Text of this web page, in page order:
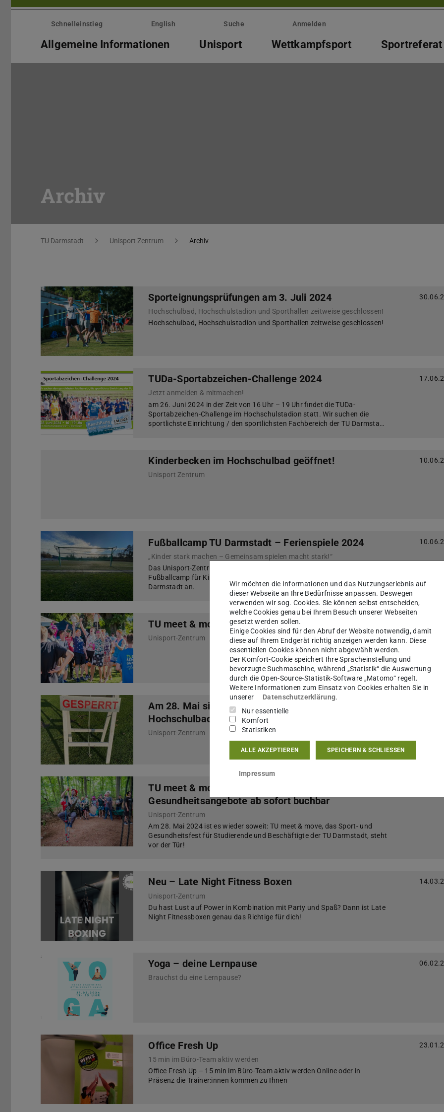
Menü
überspringenSchnelleinstieg English Suche Anmelden
Allgemeine Informationen Unisport Wettkampfsport Sportreferat
Archiv
Sie befinden sich hier:
TU Darmstadt Unisport Zentrum Archiv
Sporteignungsprüfungen am 3. Juli 2024
Hochschulbad, Hochschulstadion und Sporthallen zeitweise geschlossen!
Hochschulbad, Hochschulstadion und Sporthallen zeitweise geschlossen!
TUDa-Sportabzeichen-Challenge 2024
Jetzt anmelden & mitmachen!
am 26. Juni 2024 in der Zeit von 16 Uhr – 19 Uhr findet die TUDa-
Sportabzeichen-Challenge im Hochschulstadion statt. Wir suchen die
sportlichste Einrichtung / den sportlichsten Fachbereich der TU Darmsta…
Kinderbecken im Hochschulbad geöffnet!
Unisport Zentrum
Fußballcamp TU Darmstadt – Ferienspiele 2024
„Kinder stark machen – Gemeinsam spielen macht stark!“
Das Unisport-Zentrum bietet dieses Jahr vom 05.-09.08.2024 ein
Fußballcamp für Kinder von Studierenden und Beschäftigten der TU
Darmstadt an.
TU meet & move 2024 – Ergebnisse sind online
Unisport-Zentrum
Am 28. Mai sind die TU-Sporthallen und das
Hochschulbad/ -stadion geschlossen!
Unisport-Zentrum
TU meet & move 2024 – Sport- und
Gesundheitsangebote ab sofort buchbar
Unisport-Zentrum
Am 28. Mai 2024 ist es wieder soweit: TU meet & move, das Sport- und
Gesundheitsfest für Studierende und Beschäftigte der TU Darmstadt, steht
vor der Tür!
Neu – Late Night Fitness Boxen
Unisport-Zentrum
Du hast Lust auf Power in Kombination mit Party und Spaß? Dann ist Late
Night Fitnessboxen genau das Richtige für dich!
Yoga – deine Lernpause
Brauchst du eine Lernpause?
Office Fresh Up
15 min im Büro-Team aktiv werden
Office Fresh Up – 15 min im Büro-Team aktiv werden Online oder in
Präsenz die Trainer:innen kommen zu Ihnen
Wir möchten die Informationen und das Nutzungserlebnis auf
dieser Webseite an Ihre Bedürfnisse anpassen. Deswegen
verwenden wir sog. Cookies. Sie können selbst entscheiden,
welche Cookies genau bei Ihrem Besuch unserer Webseiten
gesetzt werden sollen.
Einige Cookies sind für den Abruf der Website notwendig, damit
diese auf Ihrem Endgerät richtig anzeigen werden kann. Diese
essentiellen Cookies können nicht abgewählt werden.
Der Komfort-Cookie speichert Ihre Spracheinstellung und
bevorzugte Suchmaschine, während „Statistik“ die Auswertung
durch die Open-Source-Statistik-Software „Matomo“ regelt.
Weitere Informationen zum Einsatz von Cookies erhalten Sie in
unserer
Datenschutzerklärung.
Nur essentielle
Komfort
Statistiken
ALLE AKZEPTIEREN SPEICHERN & SCHLIESSEN
Impressum